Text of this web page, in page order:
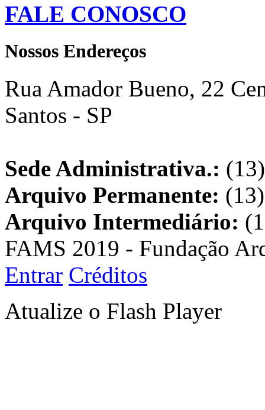
FALE CONOSCO
Nossos Endereços
Rua Amador Bueno, 22
Santos - SP
Sede Administrativa.:
Arquivo Permanente:
Arquivo Intermediário:
FAMS 2019 - Fundação
Entrar Créditos
Atualize o Flash Player